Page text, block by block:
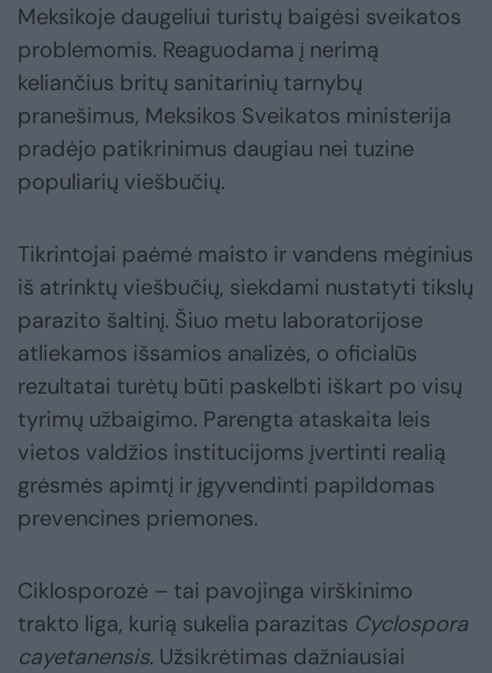
Meksikoje daugeliui turistų baigėsi sveikatos
problemomis. Reaguodama į nerimą
keliančius britų sanitarinių tarnybų
pranešimus, Meksikos Sveikatos ministerija
pradėjo patikrinimus daugiau nei tuzine
populiarių viešbučių.
Tikrintojai paėmė maisto ir vandens mėginius
iš atrinktų viešbučių, siekdami nustatyti tikslų
parazito šaltinį. Šiuo metu laboratorijose
atliekamos išsamios analizės, o oficialūs
rezultatai turėtų būti paskelbti iškart po visų
tyrimų užbaigimo. Parengta ataskaita leis
vietos valdžios institucijoms įvertinti realią
grėsmės apimtį ir įgyvendinti papildomas
prevencines priemones.
Ciklosporozė – tai pavojinga virškinimo
trakto liga, kurią sukelia parazitas Cyclospora
cayetanensis. Užsikrėtimas dažniausiai